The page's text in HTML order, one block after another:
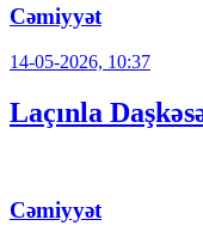
Cəmiyyət
14-05-2026, 10:37
Laçınla
Cəmiyyət